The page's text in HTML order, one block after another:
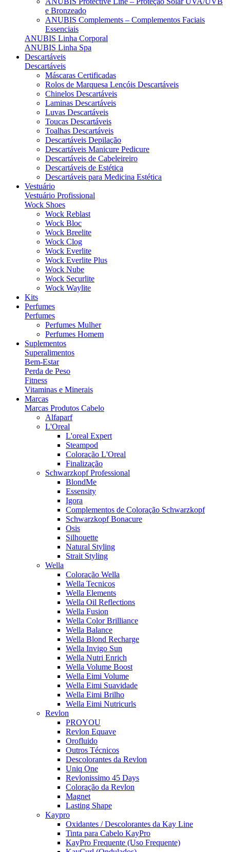
e Bronzeado
ANUBIS Complements – Complementos Faciais
Essenciais
ANUBIS Linha Corporal
ANUBIS Linha Spa
Descartáveis
Descartáveis
Máscaras Certificadas
Rolos de Marquesa Lençóis Descartáveis
Chinelos Descartáveis
Laminas Descartáveis
Luvas Descartáveis
Toucas Descartáveis
Toalhas Descartáveis
Descartáveis Depilação
Descartáveis Manicure Pedicure
Descartáveis de Cabeleireiro
Descartáveis de Estética
Descartáveis para Medicina Estética
Vestuário
Vestuário Profissional
Wock Shoes
Wock Reblast
Wock Bloc
Wock Breelite
Wock Clog
Wock Everlite
Wock Everlite Plus
Wock Nube
Wock Securlite
Wock Waylite
Kits
Perfumes
Perfumes
Perfumes Mulher
Perfumes Homem
Suplementos
Superalimentos
Bem-Estar
Perda de Peso
Fitness
Vitaminas e Minerais
Marcas
Marcas Produtos Cabelo
Alfaparf
L'Oreal
L'oreal Expert
Steampod
Coloração L'Oreal
Finalização
Schwarzkopf Professional
BlondMe
Essensity
Igora
Complementos de Coloração Schwarzkopf
Schwarzkopf Bonacure
Osis
Silhouette
Natural Styling
Strait Styling
Wella
Coloração Wella
Wella Tecnicos
Wella Elements
Wella Oil Reflections
Wella Fusion
Wella Color Brilliance
Wella Balance
Wella Blond Recharge
Wella Invigo Sun
Wella Nutri Enrich
Wella Volume Boost
Wella Eimi Volume
Wella Eimi Suavidade
Wella Eimi Brilho
Wella Eimi Nutricurls
Revlon
PROYOU
Revlon Equave
Orofluido
Outros Técnicos
Descolorantes da Revlon
Uniq One
Revlonissimo 45 Days
Coloração da Revlon
Magnet
Lasting Shape
Kaypro
Oxidantes / Descolorantes da Kay Line
Tinta para Cabelo KayPro
KayPro Frequente (Uso Frequente)